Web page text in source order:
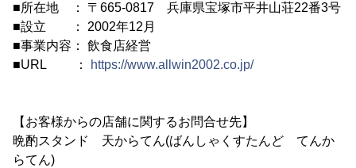
■所在地 ： 〒665-0817 兵庫県宝塚市平井山荘22番3号
■設立 ： 2002年12月
■事業内容： 飲食店経営
■URL ：
https://www.allwin2002.co.jp/
【お客様からの店舗に関するお問合せ先】
晩酌スタンド 天からてん(ばんしゃくすたんど てんか
らてん)